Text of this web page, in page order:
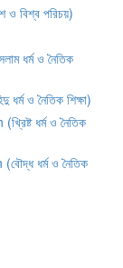
বিশ্ব পরিচয়)
ধর্ম ও নৈতিক
ও নৈতিক শিক্ষা)
ধর্ম ও নৈতিক
ধর্ম ও নৈতিক